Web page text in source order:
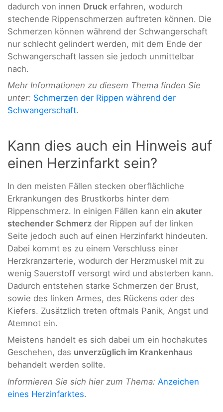
dadurch von innen Druck erfahren, wodurch
stechende Rippenschmerzen auftreten können. Die
Schmerzen können während der Schwangerschaft
nur schlecht gelindert werden, mit dem Ende der
Schwangerschaft lassen sie jedoch unmittelbar
nach.
Mehr Informationen zu diesem Thema finden Sie
unter: Schmerzen der Rippen während der
Schwangerschaft.
Kann dies auch ein Hinweis auf
einen Herzinfarkt sein?
In den meisten Fällen stecken oberflächliche
Erkrankungen des Brustkorbs hinter dem
Rippenschmerz. In einigen Fällen kann ein akuter
stechender Schmerz der Rippen auf der linken
Seite jedoch auch auf einen Herzinfarkt hindeuten.
Dabei kommt es zu einem Verschluss einer
Herzkranzarterie, wodurch der Herzmuskel mit zu
wenig Sauerstoff versorgt wird und absterben kann.
Dadurch entstehen starke Schmerzen der Brust,
sowie des linken Armes, des Rückens oder des
Kiefers. Zusätzlich treten oftmals Panik, Angst und
Atemnot ein.
Meistens handelt es sich dabei um ein hochakutes
Geschehen, das unverzüglich im Krankenhaus
behandelt werden sollte.
Informieren Sie sich hier zum Thema: Anzeichen
eines Herzinfarktes.